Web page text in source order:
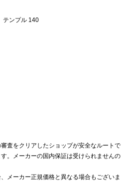
ンプル 140
査をクリアしたショップが安全なルートで
。メーカーの国内保証は受けられませんの
メーカー正規価格と異なる場合もございま